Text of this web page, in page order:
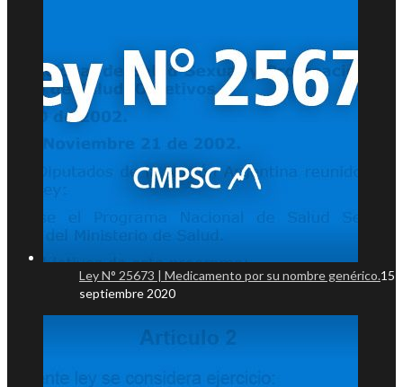
Ley N° 25673 | Medicamento por su nombre genérico.15
septiembre 2020